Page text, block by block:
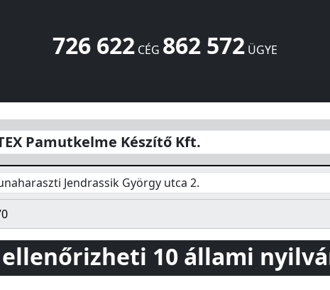
726 622CÉG 862 572ÜGYE
Kft.Jendrassik György utca 2.Dunaharaszti2330HU
Pamutkelme Készítő Kft.
Jendrassik György utca 2.
ellenőrizheti 10 állami